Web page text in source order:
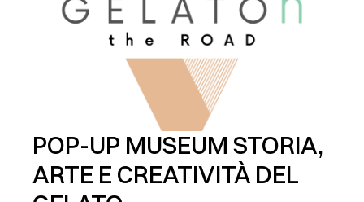
POP-UP MUSEUM STORIA,
ARTE E CREATIVITÀ DEL